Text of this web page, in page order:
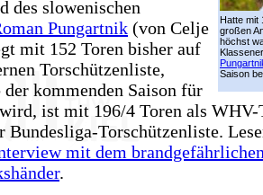
Hatte mit
großen
höchst
Saison
des slowenischen
Pungartnik (von Celje
mit 152 Toren bisher auf
Torschützenliste,
der kommenden Saison für
ist mit 196/4 Toren als WHV-
Bundesliga-Torschützenliste.
mit dem
.